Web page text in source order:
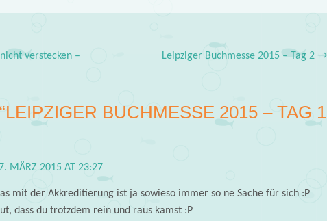
verstecken –
Leipziger Buchmesse 2015 – Tag 2→
LEIPZIGER BUCHMESSE 2015 – TAG 1
MÄRZ 2015 AT 23:27
mit der Akkreditierung ist ja sowieso immer so ne Sache für sich :P
dass du trotzdem rein und raus kamst :P